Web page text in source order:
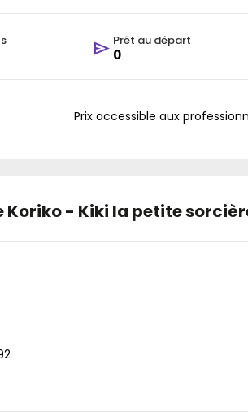
Prêt au départ
0
Prix accessible aux
Koriko - Kiki la petite